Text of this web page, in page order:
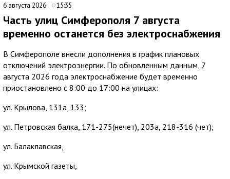
6 августа 2026 15:35
Часть улиц Симферополя 7 августа
временно останется без электроснабжения
В Симферополе внесли дополнения в график плановых
отключений электроэнергии. По обновленным данным, 7
августа 2026 года электроснабжение будет временно
приостановлено с 8:00 до 17:00 на улицах:
ул. Крылова, 131а, 133;
ул. Петровская балка, 171-275(нечет), 203а, 218-316 (чет);
ул. Балаклавская,
ул. Крымской газеты,